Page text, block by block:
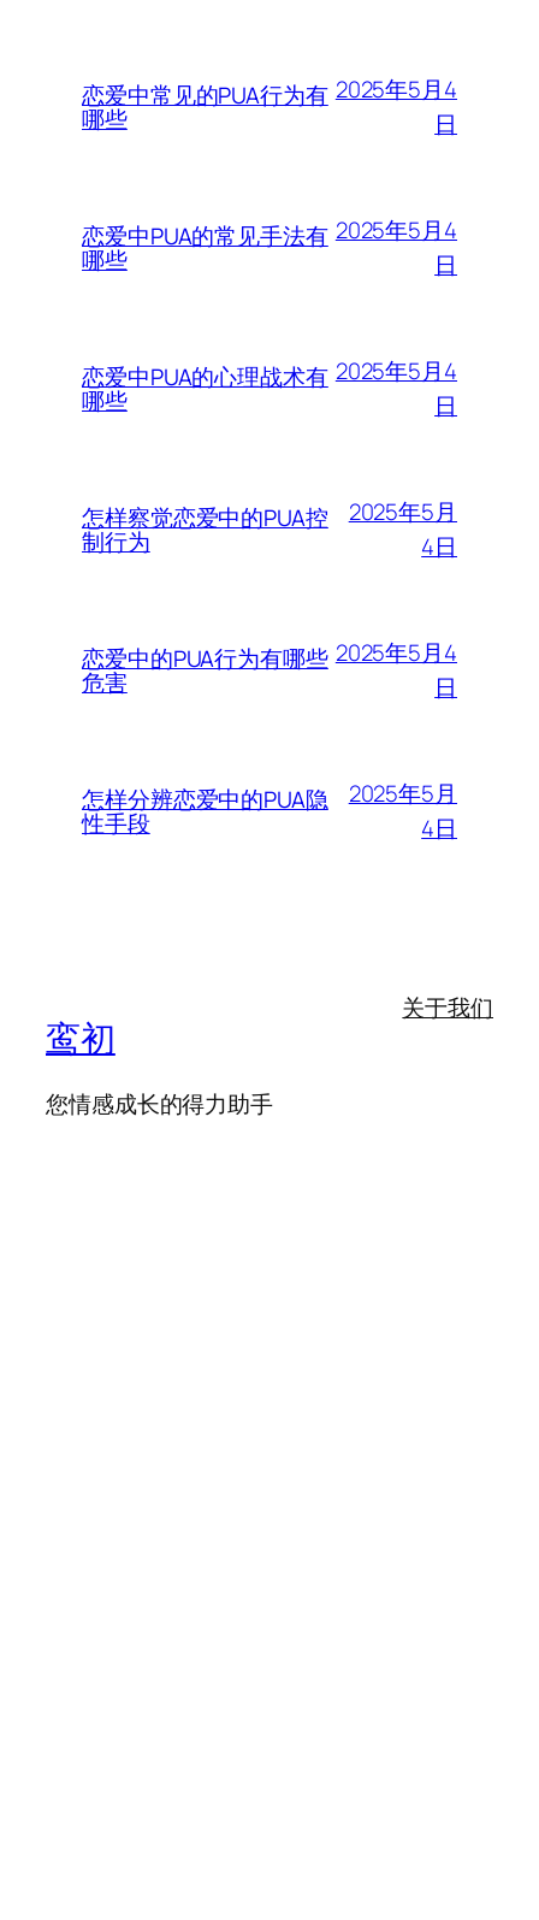
恋爱中常见的PUA行为有
哪些
2025年5月4
日
恋爱中PUA的常见手法有
哪些
2025年5月4
日
恋爱中PUA的心理战术有
哪些
2025年5月4
日
怎样察觉恋爱中的PUA控
制行为
2025年5月
4日
恋爱中的PUA行为有哪些
危害
2025年5月4
日
怎样分辨恋爱中的PUA隐
性手段
2025年5月
4日
鸾初
您情感成长的得力助手
关于我们